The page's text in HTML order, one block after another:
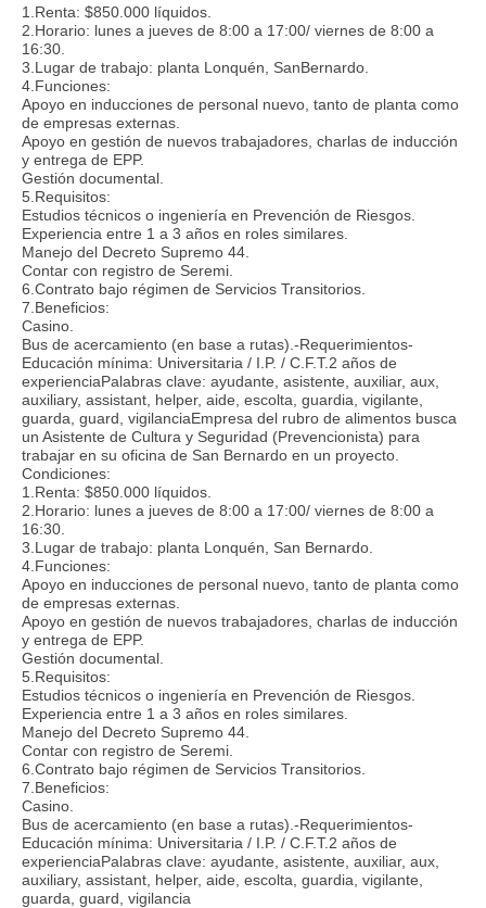
1.Renta: $850.000 líquidos.
2.Horario: lunes a jueves de 8:00 a 17:00/ viernes de 8:00 a
16:30.
3.Lugar de trabajo: planta Lonquén, SanBernardo.
4.Funciones:
Apoyo en inducciones de personal nuevo, tanto de planta como
de empresas externas.
Apoyo en gestión de nuevos trabajadores, charlas de inducción
y entrega de EPP.
Gestión documental.
5.Requisitos:
Estudios técnicos o ingeniería en Prevención de Riesgos.
Experiencia entre 1 a 3 años en roles similares.
Manejo del Decreto Supremo 44.
Contar con registro de Seremi.
6.Contrato bajo régimen de Servicios Transitorios.
7.Beneficios:
Casino.
Bus de acercamiento (en base a rutas).-Requerimientos-
Educación mínima: Universitaria / I.P. / C.F.T.2 años de
experienciaPalabras clave: ayudante, asistente, auxiliar, aux,
auxiliary, assistant, helper, aide, escolta, guardia, vigilante,
guarda, guard, vigilanciaEmpresa del rubro de alimentos busca
un Asistente de Cultura y Seguridad (Prevencionista) para
trabajar en su oficina de San Bernardo en un proyecto.
Condiciones:
1.Renta: $850.000 líquidos.
2.Horario: lunes a jueves de 8:00 a 17:00/ viernes de 8:00 a
16:30.
3.Lugar de trabajo: planta Lonquén, San Bernardo.
4.Funciones:
Apoyo en inducciones de personal nuevo, tanto de planta como
de empresas externas.
Apoyo en gestión de nuevos trabajadores, charlas de inducción
y entrega de EPP.
Gestión documental.
5.Requisitos:
Estudios técnicos o ingeniería en Prevención de Riesgos.
Experiencia entre 1 a 3 años en roles similares.
Manejo del Decreto Supremo 44.
Contar con registro de Seremi.
6.Contrato bajo régimen de Servicios Transitorios.
7.Beneficios:
Casino.
Bus de acercamiento (en base a rutas).-Requerimientos-
Educación mínima: Universitaria / I.P. / C.F.T.2 años de
experienciaPalabras clave: ayudante, asistente, auxiliar, aux,
auxiliary, assistant, helper, aide, escolta, guardia, vigilante,
guarda, guard, vigilancia